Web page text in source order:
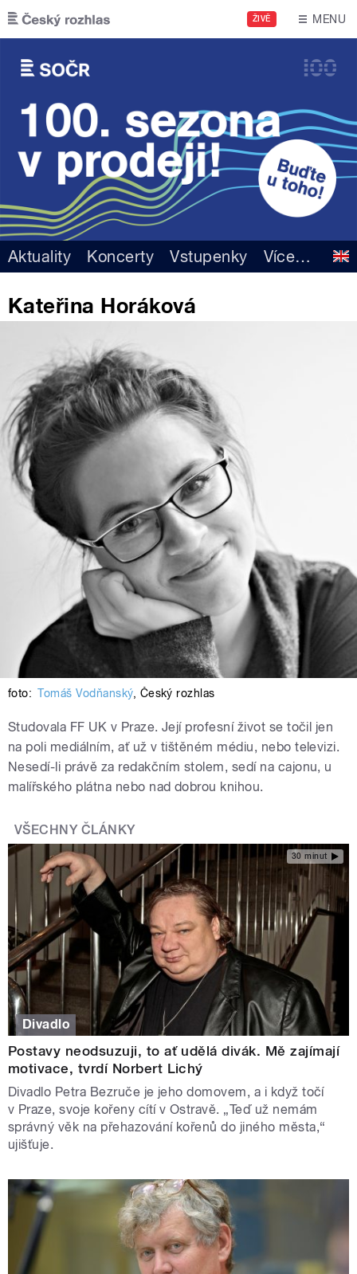
Přejít k hlavnímu obsahu
ŽIVĚ MENU
Aktuality Koncerty Vstupenky Více…
Kateřina Horáková
foto: Tomáš Vodňanský, Český rozhlas
Studovala FF UK v Praze. Její profesní život se točil jen
na poli mediálním, ať už v tištěném médiu, nebo televizi.
Nesedí-li právě za redakčním stolem, sedí na cajonu, u
malířského plátna nebo nad dobrou knihou.
VŠECHNY ČLÁNKY
30 minut
Divadlo
Postavy neodsuzuji, to ať udělá divák. Mě zajímají
motivace, tvrdí Norbert Lichý
Divadlo Petra Bezruče je jeho domovem, a i když točí
v Praze, svoje kořeny cítí v Ostravě. „Teď už nemám
správný věk na přehazování kořenů do jiného města,“
ujišťuje.